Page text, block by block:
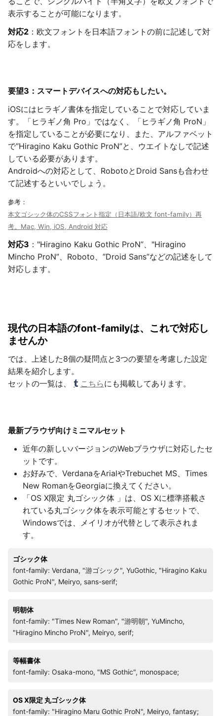
表示することが可能になります。
対応2 ：欧文フォントを日本語フォントの前に記述して対
応をします。
要望3：スマートデバイスへの対応もしたい。
iOSにはヒラギノ書体を指定していることで対応していま
す。「ヒラギノ角 Pro」ではなく、「ヒラギノ角 ProN」
を指定していることが必要になり、また、アルファベット
で”Hiragino Kaku Gothic ProN”と、ウエイトなしで記述
している必要があります。
Androidへの対応として、RobotoとDroid Sansも合わせ
て記述するといいでしょう。
参考：
本文ゴシック体のCSSフォント指定（日本語/欧文 font-family）再
考。Mac, Win, iOS, Android 対応
対応3 ："Hiragino Kaku Gothic ProN”、"Hiragino
Mincho ProN”、Roboto、”Droid Sans”などの記述をして
対応します。
現代の日本語のfont-familyは、これで対応し
ませんか
では、上述した8個の疑問点と3つの要望を考慮した設定
結果を紹介します。
セットの一覧は、
こちらにも掲載してあります。
最新ブラウザ向けミニマルセット
近年の新しいバージョンのWebブラウザに対応したセ
ットです。
お好みで、VerdanaをArialやTrebuchet MS、Times
New RomanをGeorgiaに換えてください。
「OS X限定 丸ゴシック体 」は、OS Xに標準搭載さ
れている丸ゴシック体を表示可能とするセットで、
Windowsでは、メイリオが代替として表示されま
す。
ゴシック体
font-family: Verdana, "游ゴシック", YuGothic, "Hiragino Kaku
Gothic ProN", Meiryo, sans-serif;
明朝体
font-family: "Times New Roman", "游明朝", YuMincho,
"Hiragino Mincho ProN", Meiryo, serif;
等幅書体
font-family: Osaka-mono, "MS Gothic", monospace;
OS X限定 丸ゴシック体
font-family: "Hiragino Maru Gothic ProN", Meiryo, fantasy;